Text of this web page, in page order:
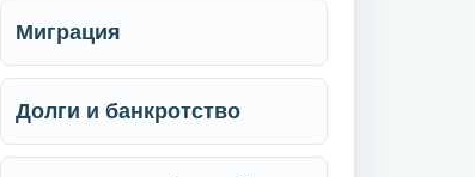
Миграция
Долги и банкротство